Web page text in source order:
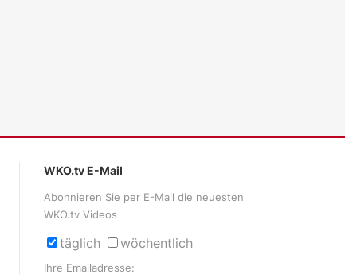
WKO.tv E-Mail
Abonnieren Sie per E-Mail die neuesten
WKO.tv Videos
täglich wöchentlich
Ihre Emailadresse: